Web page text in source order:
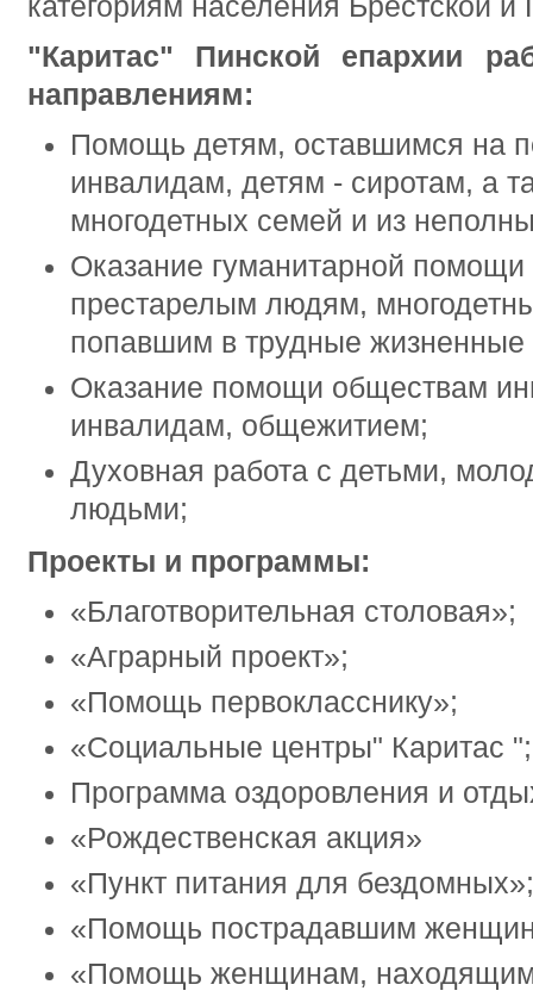
категориям населения Брестской и
"Каритас" Пинской епархии
направлениям:
Помощь детям, оставшимся на
инвалидам, детям - сиротам, а
многодетных семей и из
Оказание гуманитарной
престарелым людям,
попавшим в трудные жизненные
Оказание помощи обществам
инвалидам, общежитием;
Духовная работа с детьми,
людьми;
Проекты и программы:
«Благотворительная столовая»;
«Аграрный проект»;
«Помощь первокласснику»;
«Социальные центры" Каритас ";
Программа оздоровления и
«Рождественская акция»
«Пункт питания для бездомных»;
«Помощь пострадавшим
«Помощь женщинам,